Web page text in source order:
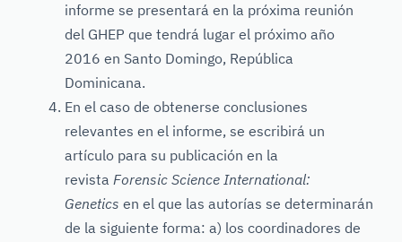
informe se presentará en la próxima reunión
del GHEP que tendrá lugar el próximo año
2016 en Santo Domingo, República
Dominicana.
En el caso de obtenerse conclusiones
relevantes en el informe, se escribirá un
artículo para su publicación en la
revista Forensic Science International:
Genetics en el que las autorías se determinarán
de la siguiente forma: a) los coordinadores de